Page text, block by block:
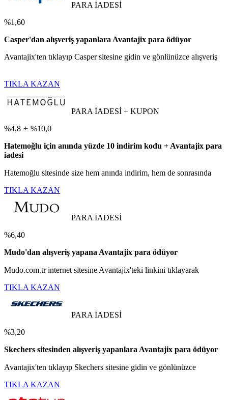
PARA İADESİ
%1,60
Casper'dan alışveriş yapanlara Avantajix para ödüyor
Avantajix'ten tıklayıp Casper sitesine gidin ve gönlünüzce alışveriş
TIKLA KAZAN
PARA İADESİ + KUPON
%4,8 + %10,0
Hatemoğlu için anında yüzde 10 indirim kodu + Avantajix para
iadesi
Hatemoğlu sitesinde size hem anında indirim, hem de sonrasında
TIKLA KAZAN
PARA İADESİ
%6,40
Mudo'dan alışveriş yapana Avantajix para ödüyor
Mudo.com.tr internet sitesine Avantajix'teki linkini tıklayarak
TIKLA KAZAN
PARA İADESİ
%3,20
Skechers sitesinden alışveriş yapanlara Avantajix para ödüyor
Avantajix'ten tıklayıp Skechers sitesine gidin ve gönlünüzce
TIKLA KAZAN